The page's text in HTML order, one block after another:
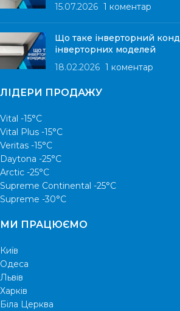
15.07.2026 1 коментар
Що таке інверторний
інверторних моделей
18.02.2026 1 коментар
ЛІДЕРИ ПРОДАЖУ
Vital -15°С
Vital Plus -15°C
Veritas -15°С
Daytona -25°С
Arctic -25°С
Supreme Continental -25°С
Supreme -30°С
МИ ПРАЦЮЄМО
Київ
Одеса
Львів
Харків
Біла Церква